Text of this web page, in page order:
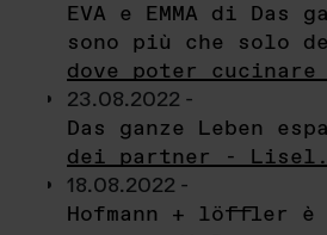
EVA e EMMA di Das
sono più che solo
dove poter cucinare
23.08.2022 -
Das ganze Leben
dei partner -
18.08.2022 -
Hofmann + löffler